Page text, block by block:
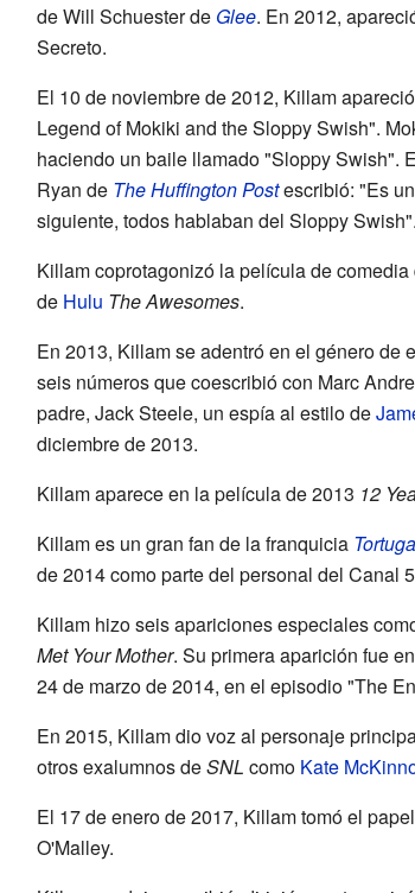
de Will Schuester de Glee. En 2012,
Secreto.
El 10 de noviembre de 2012, Killam
Legend of Mokiki and the Sloppy Swish".
haciendo un baile llamado "Sloppy Swish".
Ryan de The Huffington Postescribió: "Es
siguiente, todos hablaban del Sloppy Swish".
Killam coprotagonizó la película de comedia
de Hulu The Awesomes.
En 2013, Killam se adentró en el género de
seis números que coescribió con Marc
padre, Jack Steele, un espía al estilo de
diciembre de 2013.
Killam aparece en la película de 2013 12
Killam es un gran fan de la franquicia
de 2014 como parte del personal del Canal
Killam hizo seis apariciones especiales
Met Your Mother. Su primera aparición fue
24 de marzo de 2014, en el episodio "The
En 2015, Killam dio voz al personaje
otros exalumnos deSNL como Kate
El 17 de enero de 2017, Killam tomó el
O'Malley.